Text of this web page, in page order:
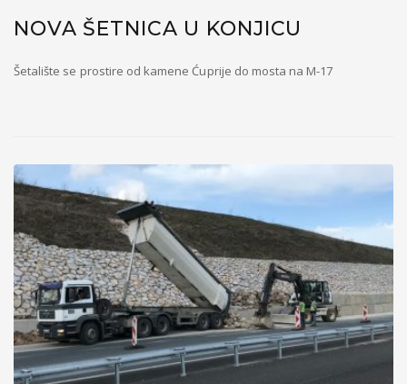
NOVA ŠETNICA U KONJICU
Šetalište se prostire od kamene Ćuprije do mosta na M-17